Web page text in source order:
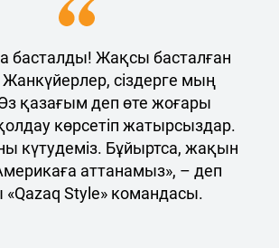
басталды! Жақсы басталған
сіздерге мың
қазағым деп өте жоғары
көрсетіп жатырсыздар.
күтудеміз. Бұйыртса, жақын
аттанамыз», – деп
Style» командасы.